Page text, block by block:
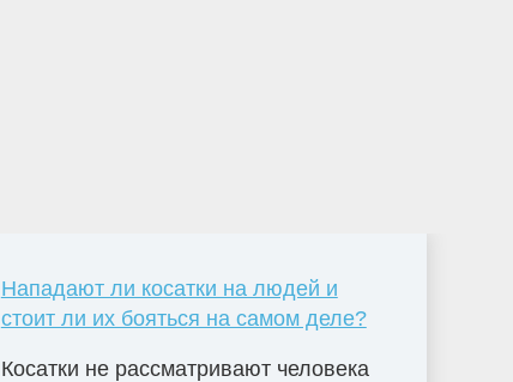
Нападают ли косатки на людей и
стоит ли их бояться на самом деле?
Косатки не рассматривают человека